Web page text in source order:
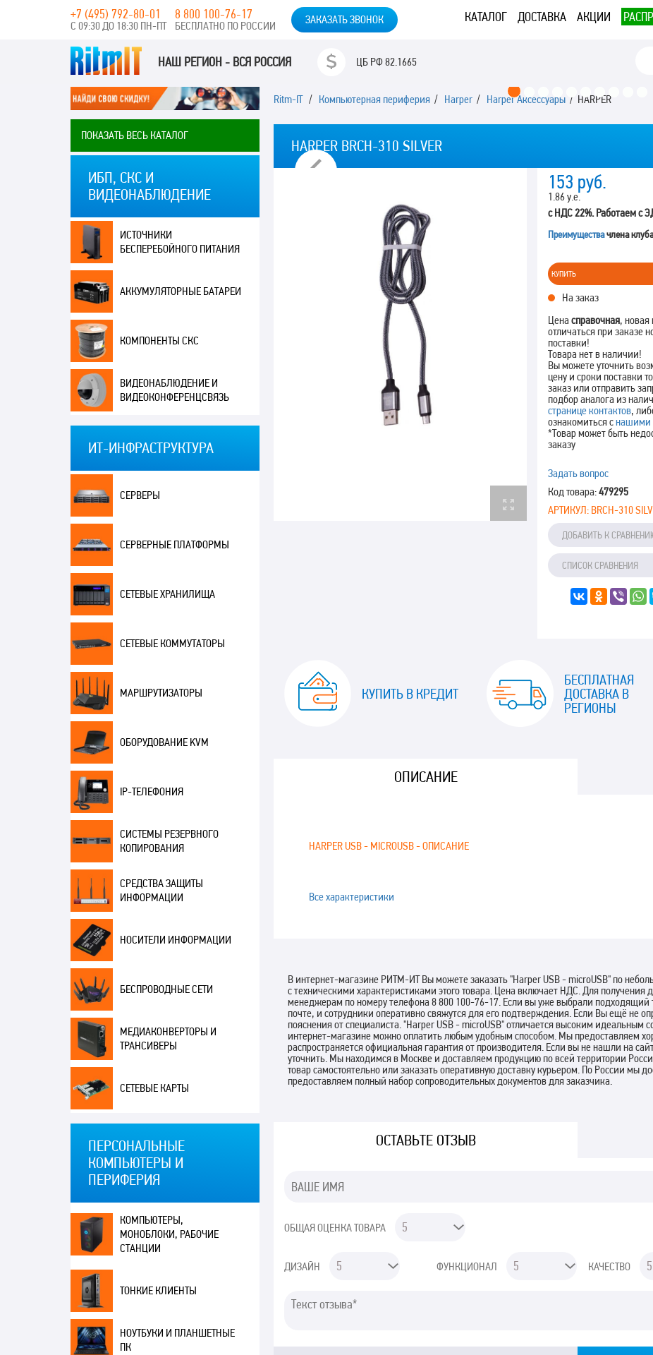
КАТАЛОГ ДОСТАВКА АКЦИИ
+7 (495) 792-80-01
С 09:30 ДО 18:30 ПН-ПТ
8 800 100-76-17
БЕСПЛАТНО ПО РОССИИ ЗАКАЗАТЬ ЗВОНОК
НАШ РЕГИОН - ВСЯ РОССИЯ ЦБ РФ82.1665
ПОКАЗАТЬ ВЕСЬ КАТАЛОГ
ИБП, СКС И
ВИДЕОНАБЛЮДЕНИЕ
ИСТОЧНИКИ
БЕСПЕРЕБОЙНОГО ПИТАНИЯ
АККУМУЛЯТОРНЫЕ БАТАРЕИ
КОМПОНЕНТЫ СКС
ВИДЕОНАБЛЮДЕНИЕ И
ВИДЕОКОНФЕРЕНЦСВЯЗЬ
ИТ-ИНФРАСТРУКТУРА
СЕРВЕРЫ
СЕРВЕРНЫЕ ПЛАТФОРМЫ
СЕТЕВЫЕ ХРАНИЛИЩА
СЕТЕВЫЕ КОММУТАТОРЫ
МАРШРУТИЗАТОРЫ
ОБОРУДОВАНИЕ KVM
IP-ТЕЛЕФОНИЯ
СИСТЕМЫ РЕЗЕРВНОГО
КОПИРОВАНИЯ
СРЕДСТВА ЗАЩИТЫ
ИНФОРМАЦИИ
НОСИТЕЛИ ИНФОРМАЦИИ
БЕСПРОВОДНЫЕ СЕТИ
МЕДИАКОНВЕРТОРЫ И
ТРАНСИВЕРЫ
СЕТЕВЫЕ КАРТЫ
ПЕРСОНАЛЬНЫЕ
КОМПЬЮТЕРЫ И
ПЕРИФЕРИЯ
КОМПЬЮТЕРЫ,
МОНОБЛОКИ, РАБОЧИЕ
СТАНЦИИ
ТОНКИЕ КЛИЕНТЫ
НОУТБУКИ И ПЛАНШЕТНЫЕ
ПК
Ritm-IT/ Компьютерная периферия / Harper / Harper Аксессуары / HARPER
Previous
HARPER BRCH-310 SILVER
153 руб.
1.86 у.е.
с НДС 22%. Работаем с
Преимуществачлена
КУПИТЬ
На заказ
Ценасправочная,
отличаться при заказе
поставки!
Товара нет в наличии!
Вы можете уточнить
цену и сроки поставки
заказ или отправить
подбор аналога из
странице контактов,
ознакомиться снашими
*Товар может быть
заказу
Задать вопрос
Код товара:479295
АРТИКУЛ: BRCH-310
ДОБАВИТЬ К
СПИСОК СРАВНЕНИЯ
КУПИТЬ В КРЕДИТ
БЕСПЛАТНАЯ
ДОСТАВКА В
РЕГИОНЫ
ОПИСАНИЕ
HARPER USB - MICROUSB - ОПИСАНИЕ
Все характеристики
В интернет-магазине РИТМ-ИТ Вы можете заказать "Harper USB - microUSB" по
с техническими характеристиками этого товара. Цена включает НДС. Для
менеджерам по номеру телефона 8 800 100-76-17. Если вы уже выбрали подходящий
почте, и сотрудники оперативно свяжутся для его подтверждения. Если Вы ещё не
пояснения от специалиста. "Harper USB - microUSB" отличается высоким идеальным
интернет-магазине можно оплатить любым удобным способом. Мы предоставляем
распространяется официальная гарантия от производителя. Если вы не нашли на
уточнить. Мы находимся в Москве и доставляем продукцию по всей территории
товар самостоятельно или заказать оперативную доставку курьером. По России
предоставляем полный набор сопроводительных документов для заказчика.
ОСТАВЬТЕ ОТЗЫВ
ОБЩАЯ ОЦЕНКА ТОВАРА
ДИЗАЙН ФУНКЦИОНАЛ КАЧЕСТВО